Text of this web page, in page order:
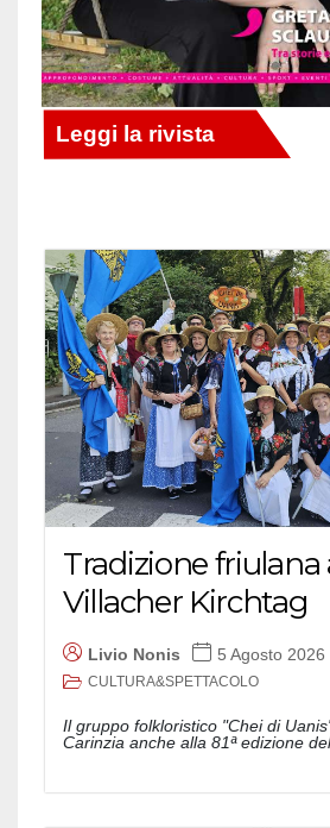
Tradizione friulana
Villacher Kirchtag
Livio Nonis 5 Agosto 2026
CULTURA&SPETTACOLO
Il gruppo folkloristico "Chei di
Carinzia anche alla 81ª edizione